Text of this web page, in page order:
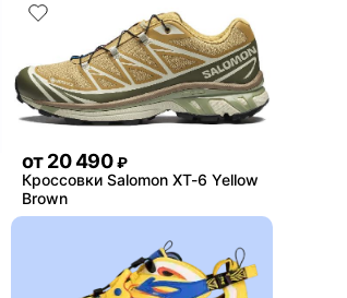
от20 490 ₽
Кроссовки Salomon XT-6 Yellow
Brown